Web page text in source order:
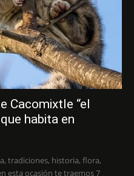
Cacomixtle “el
habita en
tradiciones, historia, flora,
esta ocasión te traemos 7